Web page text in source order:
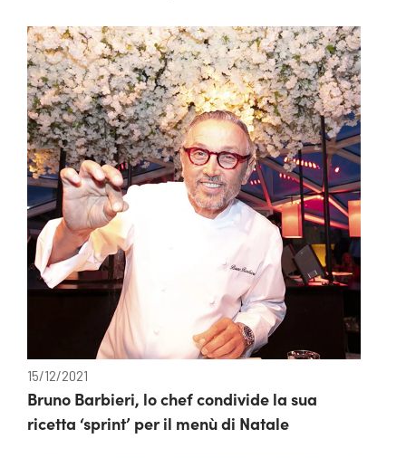
15/12/2021
Bruno Barbieri, lo chef condivide la sua
ricetta ‘sprint’ per il menù di Natale